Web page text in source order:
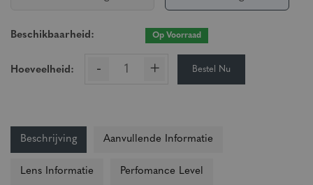
Beschikbaarheid: Op Voorraad
Hoeveelheid: - + Bestel Nu
Beschrijving Aanvullende Informatie
Lens Informatie Perfomance Level